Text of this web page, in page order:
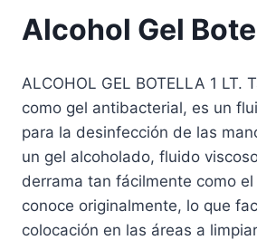
Alcohol Gel
ALCOHOL GEL BOTELLA 1 LT.
como gel antibacterial, es un
para la desinfección de las
un gel alcoholado, fluido
derrama tan fácilmente como
conoce originalmente, lo que
colocación en las áreas a